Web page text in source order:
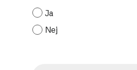
Ja
Nej